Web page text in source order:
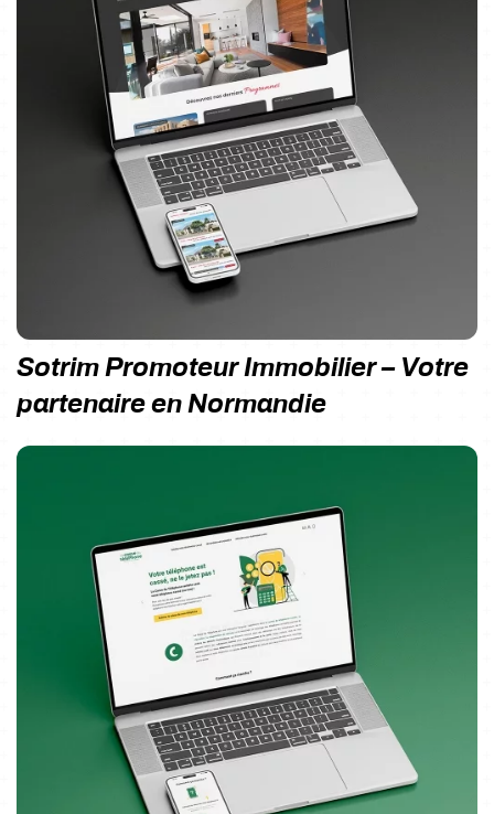
Sotrim Promoteur Immobilier – Votre
partenaire en Normandie